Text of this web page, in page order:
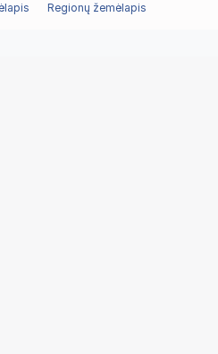
Regionų žemėlapis